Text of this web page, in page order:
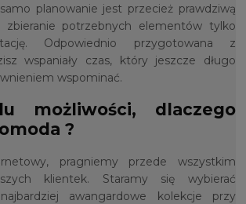
planowanie jest przecież prawdziwą
zbieranie potrzebnych elementów tylko
Odpowiednio przygotowana z
wspaniały czas, który jeszcze długo
wspominać.
możliwości, dlaczego
?
pragniemy przede wszystkim
klientek. Staramy się wybierać
awangardowe kolekcje przy